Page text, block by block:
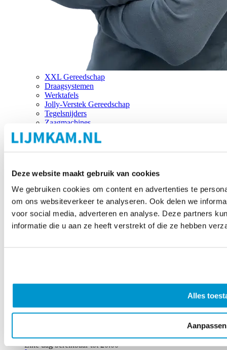
Deze website maakt gebruik van cookies
We gebruiken cookies om content en advertenties te
om ons websiteverkeer te analyseren. Ook delen we
voor social media, adverteren en analyse. Deze partners
informatie die u aan ze heeft verstrekt of die ze hebben
Alles
Aanpassen
XXL Gereedschap
Draagsystemen
Werktafels
Jolly-Verstek Gereedschap
Tegelsnijders
Zaagmachines
Merken
Elke dag bereikbaar tot 20:00